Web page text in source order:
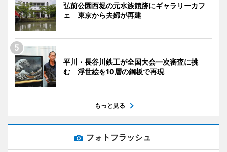
弘前公園西堀の元水族館跡にギャラリーカフ
ェ 東京から夫婦が再建
平川・長谷川鉄工が全国大会一次審査に挑
む 浮世絵を10層の鋼板で再現
もっと見る
フォトフラッシュ